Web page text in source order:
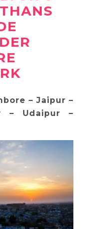
– Jaipur –
– Udaipur –